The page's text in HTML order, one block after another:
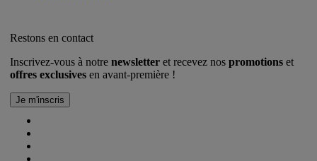
Restons en contact
Inscrivez-vous à notre newsletter et recevez nos promotions et
offres exclusives en avant-première !